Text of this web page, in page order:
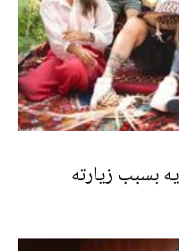
بسبب زيارته